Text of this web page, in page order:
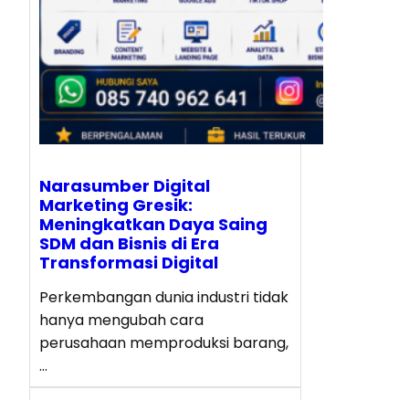
Narasumber Digital
Marketing Gresik:
Meningkatkan Daya Saing
SDM dan Bisnis di Era
Transformasi Digital
Perkembangan dunia industri tidak
hanya mengubah cara
perusahaan memproduksi barang,
…